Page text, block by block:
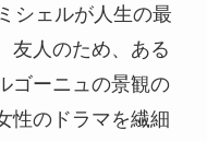
シェルが人生の最
友人のため、ある
ゴーニュの景観の
性のドラマを繊細